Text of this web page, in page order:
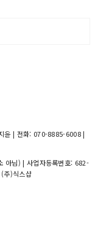
윤 | 전화: 070-8885-6008 |
아님) | 사업자등록번호: 682-
주)식스샵